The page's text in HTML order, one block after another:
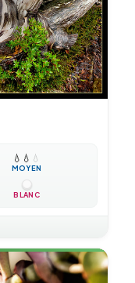
💧 💧 💧
MOYEN
BLANC